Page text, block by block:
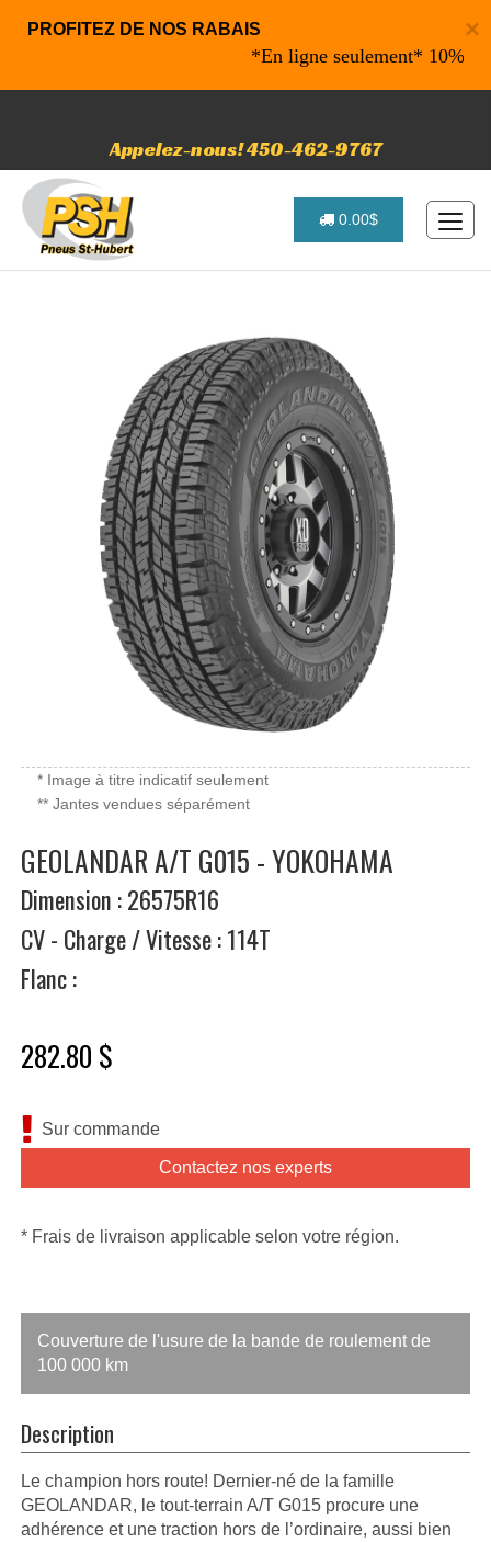
×
PROFITEZ DE NOS RABAIS
*En ligne seulement* 10% de
Appelez-nous! 450-462-9767
0.00$
* Image à titre indicatif seulement
** Jantes vendues séparément
GEOLANDAR A/T G015 - YOKOHAMA
Dimension : 26575R16
CV - Charge / Vitesse : 114T
Flanc :
282.80 $
Sur commande
Contactez nos experts
* Frais de livraison applicable selon votre région.
Couverture de l'usure de la bande de roulement de
100 000 km
Description
Le champion hors route! Dernier-né de la famille
GEOLANDAR, le tout-terrain A/T G015 procure une
adhérence et une traction hors de l’ordinaire, aussi bien